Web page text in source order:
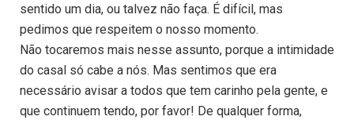
sentido um dia, ou talvez não faça. É difícil, mas
pedimos que respeitem o nosso momento.
Não tocaremos mais nesse assunto, porque a intimidade
do casal só cabe a nós. Mas sentimos que era
necessário avisar a todos que tem carinho pela gente, e
que continuem tendo, por favor! De qualquer forma,